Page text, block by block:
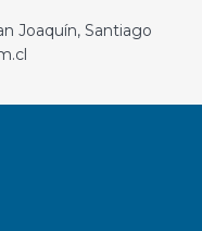
Joaquín, Santiago